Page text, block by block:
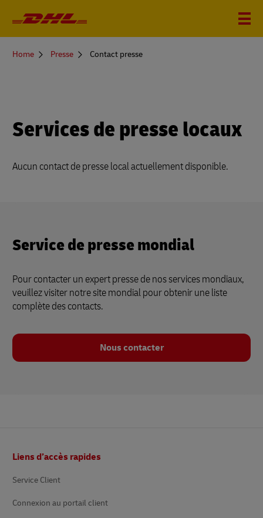
You
Home Presse Contact presse
Services de presse locaux
Aucun contact de presse local actuellement disponible.
Service de presse mondial
Pour contacter un expert presse de nos services mondiaux,
veuillez visiter notre site mondial pour obtenir une liste
complète des contacts.
Nous contacter
de
Liens d’accès rapides
Service Client
Connexion au portail client